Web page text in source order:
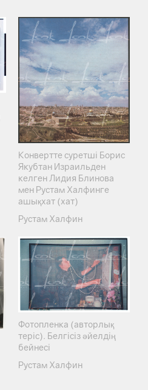
Конвертте суретші Борис
Якубтан Израильден
келген Лидия Блинова
мен Рустам Халфинге
ашықхат (хат)
Рустам Халфин
Фотопленка (авторлық
теріс). Белгісіз әйелдің
бейнесі
Рустам Халфин